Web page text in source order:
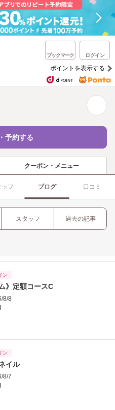
ブックマーク ログイン
ポイントを表示する
予約する
クーポン・メニュー
ッフ ブログ 口コミ
スタッフ 過去の記事
ン
》定額コースC
8/8
ン
イル
8/7